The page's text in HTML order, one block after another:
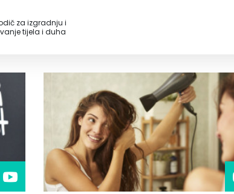
za izgradnju i
tijela i duha